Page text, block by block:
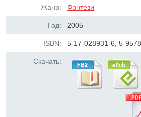
Жанр: Фэнтези
Год: 2005
ISBN: 5-17-028931-6, 5-
Скачать: